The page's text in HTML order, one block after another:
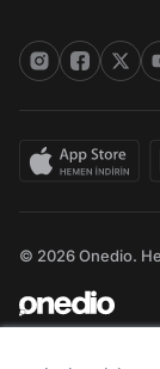
© 2026 Onedio.